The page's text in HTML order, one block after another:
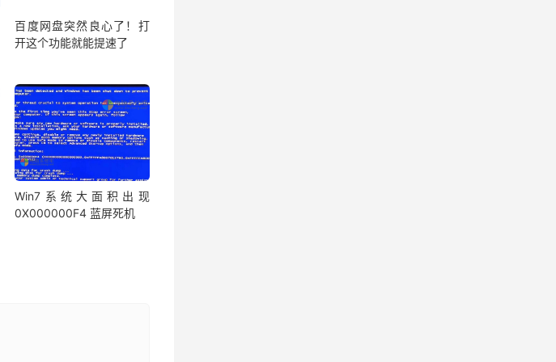
百度网盘突然良心了！打
开这个功能就能提速了
Win7系统大面积出现
0X000000F4 蓝屏死机